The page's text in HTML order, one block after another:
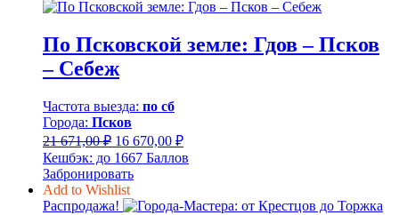
По Псковской земле: Гдов – Псков
– Себеж
Частота выезда: по сб
Города: Псков
21 671,00₽ Первоначальная
цена
составляла
21
671,00 ₽.
16 670,00 ₽Текущая
цена:
16
Кешбэк: до 1667 Баллов
Забронировать
Add to Wishlist
Распродажа!